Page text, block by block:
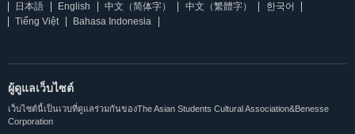
日本語 English 中文（简体字） 中文（繁體字）
한국어
Tiếng Việt
Bahasa Indonesia
ผู้ดูแลเว็บไซต์
เว็บไซต์นี้เป็นเวบที่ดูแลร่วมกันของThe Asian Students Cultural Association&Benesse
Corporation